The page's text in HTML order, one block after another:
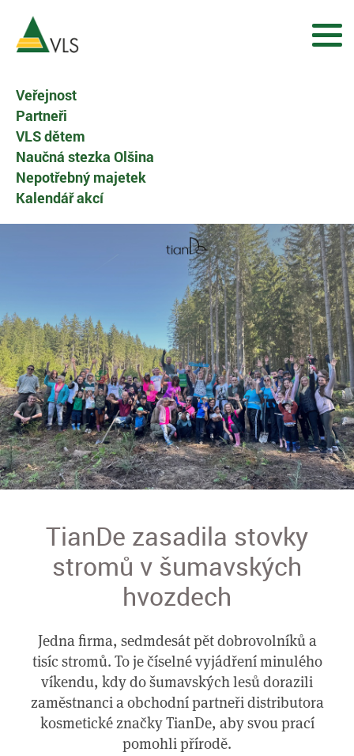
Veřejnost
Partneři
VLS dětem
Naučná stezka Olšina
Nepotřebný majetek
Kalendář akcí
TianDe zasadila stovky
stromů v šumavských
hvozdech
Jedna firma, sedmdesát pět dobrovolníků a
tisíc stromů. To je číselné vyjádření minulého
víkendu, kdy do šumavských lesů dorazili
zaměstnanci a obchodní partneři distributora
kosmetické značky TianDe, aby svou prací
pomohli přírodě.